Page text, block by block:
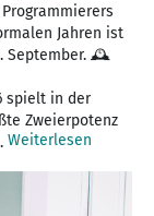
Jahren ist
September. 🕰️
spielt in der
Zweierpotenz
Weiterlesen